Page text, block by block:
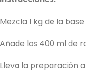
Mezcla 1 kg de la
Añade los 400 ml de
Lleva la preparación